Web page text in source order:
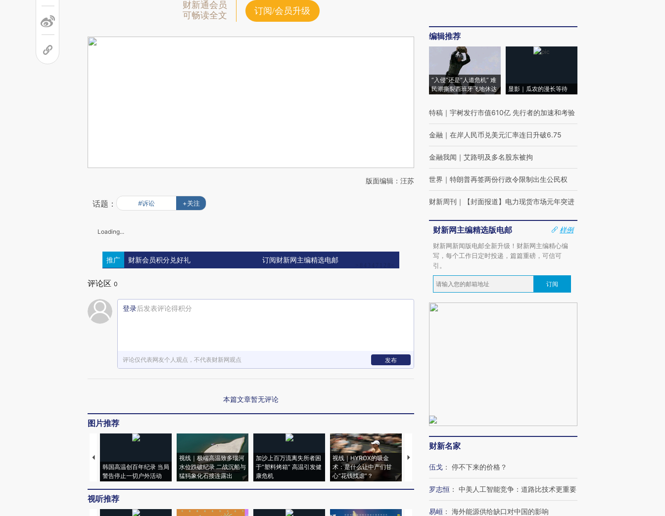
财新通会员
可畅读全文
订阅/会员升级
版面编辑：汪苏
话题： #诉讼 +关注
Loading...
推广 财新会员积分兑好礼 订阅财新网主编精选电邮
评论区 0
登录后发表评论得积分
评论仅代表网友个人观点，不代表财新网观点 发布
本篇文章暂无评论
图片推荐
韩国高温创百年纪录 当局
警告停止一切户外活动
视线｜极端高温致多瑙河
水位跌破纪录 二战沉船与
猛犸象化石接连露出
加沙上百万流离失所者困
于“塑料烤箱” 高温引发健
康危机
视线｜HYROX的吸金
术：是什么让中产们甘
心“花钱找虐”？
马航飞行员跨国走私7万
粒摇头丸 尿检体内含3种
度Z世代 用街头抗争将教
视听推荐
编辑推荐
“入侵”还是“人道危机” 难
民潮撕裂西班牙飞地休达
显影｜瓜农的漫长等待
特稿 ｜ 宇树发行市值610亿 先行者的加速和考验
金融 ｜ 在岸人民币兑美元汇率连日升破6.75
金融我闻 ｜ 艾路明及多名股东被拘
世界 ｜ 特朗普再签两份行政令限制出生公民权
财新周刊 ｜ 【封面报道】电力现货市场元年突进
财新网主编精选版电邮
样例
财新网新闻版电邮全新升级！财新网主编精心编
写，每个工作日定时投递，篇篇重磅，可信可
引。
订阅
财新名家
伍戈 ： 停不下来的价格？
罗志恒 ： 中美人工智能竞争：道路比技术更重要
易峘 ： 海外能源供给缺口对中国的影响